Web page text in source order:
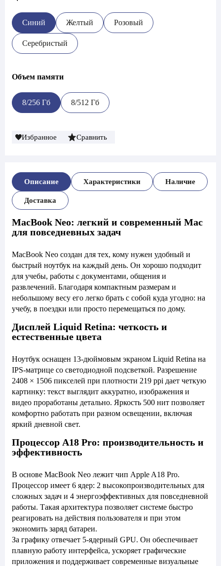
Синий Желтый Розовый
Серебристый
Объем памяти
8/256 Гб 8/512 Гб
Избранное Сравнить
Описание Характеристики Наличие
Доставка
MacBook Neo: легкий и современный Mac
для повседневных задач
MacBook Neo создан для тех, кому нужен удобный и
быстрый ноутбук на каждый день. Он хорошо подходит
для учебы, работы с документами, общения и
развлечений. Благодаря компактным размерам и
небольшому весу его легко брать с собой куда угодно: на
учебу, в поездки или просто перемещаться по дому.
Дисплей Liquid Retina: четкость и
естественные цвета
Ноутбук оснащен 13-дюймовым экраном Liquid Retina на
IPS-матрице со светодиодной подсветкой. Разрешение
2408 × 1506 пикселей при плотности 219 ppi дает четкую
картинку: текст выглядит аккуратно, изображения и
видео проработаны детально. Яркость 500 нит позволяет
комфортно работать при разном освещении, включая
яркий дневной свет.
Процессор A18 Pro: производительность и
эффективность
В основе MacBook Neo лежит чип Apple A18 Pro.
Процессор имеет 6 ядер: 2 высокопроизводительных для
сложных задач и 4 энергоэффективных для повседневной
работы. Такая архитектура позволяет системе быстро
реагировать на действия пользователя и при этом
экономить заряд батареи.
За графику отвечает 5-ядерный GPU. Он обеспечивает
плавную работу интерфейса, ускоряет графические
приложения и поддерживает современные визуальные